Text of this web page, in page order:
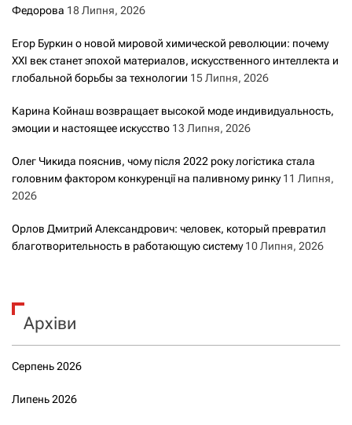
Федорова 18 Липня, 2026
Егор Буркин о новой мировой химической революции: почему
XXI век станет эпохой материалов, искусственного интеллекта и
глобальной борьбы за технологии 15 Липня, 2026
Карина Койнаш возвращает высокой моде индивидуальность,
эмоции и настоящее искусство 13 Липня, 2026
Олег Чикида пояснив, чому після 2022 року логістика стала
головним фактором конкуренції на паливному ринку 11 Липня,
2026
Орлов Дмитрий Александрович: человек, который превратил
благотворительность в работающую систему 10 Липня, 2026
Архіви
Серпень 2026
Липень 2026